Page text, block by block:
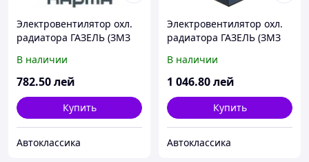
Электровентилятор охл.
радиатора ГАЗЕЛЬ (ЗМЗ
В наличии
782.50лей
Купить
Автоклассика
Электровентилятор охл.
радиатора ГАЗЕЛЬ (ЗМЗ
В наличии
1 046.80лей
Купить
Автоклассика